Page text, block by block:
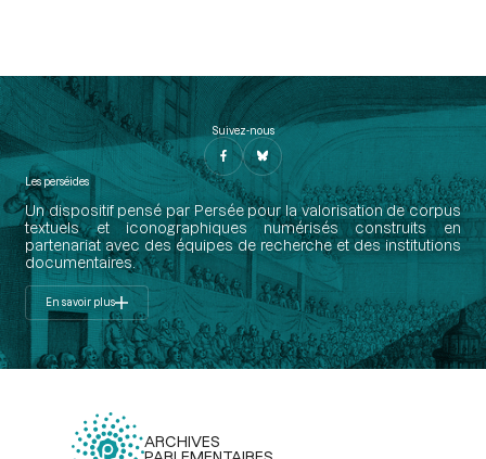
Suivez-nous
Les perséides
Un dispositif pensé par Persée pour la valorisation de corpus
textuels et iconographiques numérisés construits en
partenariat avec des équipes de recherche et des institutions
documentaires.
En savoir plus
ARCHIVES